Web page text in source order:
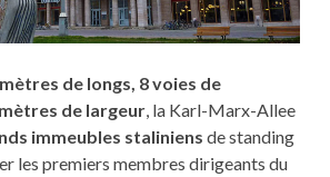
de longs, 8 voies de
de largeur, la Karl-Marx-Allee
immeubles staliniens de standing
les premiers membres dirigeants du